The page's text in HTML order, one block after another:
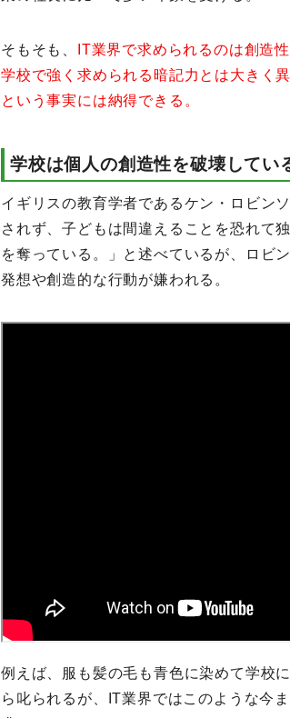
そもそも、
IT業界で求められるのは創造
学校で強く求められる暗記力とは大きく
という事実には納得できる。
学校は個人の創造性を破壊してい
イギリスの教育学者であるケン・ロビン
されず、子どもは間違えることを恐れて
を奪っている。」と述べているが、ロビ
発想や創造的な行動が嫌われる。
例えば、服も髪の毛も青色に染めて学校
ら叱られるが、IT業界ではこのような今